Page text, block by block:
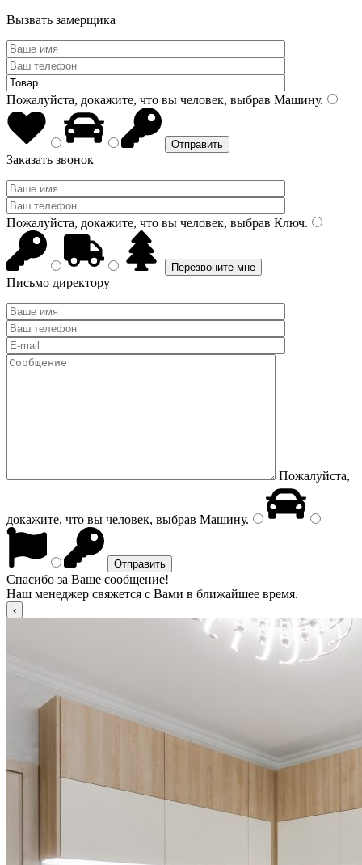
Вызвать замерщика
Пожалуйста, докажите, что вы человек, выбрав Машину.
Заказать звонок
Пожалуйста, докажите, что вы человек, выбрав Ключ.
Письмо директору
Пожалуйста,
докажите, что вы человек, выбрав Машину.
Спасибо за Ваше сообщение!
Наш менеджер свяжется с Вами в ближайшее время.